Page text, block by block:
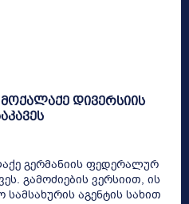
მოქალაქე დივერსიის
გერმანიის ფედერალურ
გამოძიების ვერსიით, ის
სამსახურის აგენტის სახით